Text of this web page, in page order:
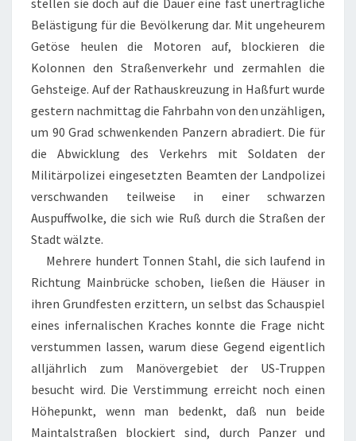
stellen sie doch auf die Dauer eine fast unerträgliche
Belästigung für die Bevölkerung dar. Mit ungeheurem
Getöse heulen die Motoren auf, blockieren die
Kolonnen den Straßenverkehr und zermahlen die
Gehsteige. Auf der Rathauskreuzung in Haßfurt wurde
gestern nachmittag die Fahrbahn von den unzähligen,
um 90 Grad schwenkenden Panzern abradiert. Die für
die Abwicklung des Verkehrs mit Soldaten der
Militärpolizei eingesetzten Beamten der Landpolizei
verschwanden teilweise in einer schwarzen
Auspuffwolke, die sich wie Ruß durch die Straßen der
Stadt wälzte.
Mehrere hundert Tonnen Stahl, die sich laufend in
Richtung Mainbrücke schoben, ließen die Häuser in
ihren Grundfesten erzittern, un selbst das Schauspiel
eines infernalischen Kraches konnte die Frage nicht
verstummen lassen, warum diese Gegend eigentlich
alljährlich zum Manövergebiet der US-Truppen
besucht wird. Die Verstimmung erreicht noch einen
Höhepunkt, wenn man bedenkt, daß nun beide
Maintalstraßen blockiert sind, durch Panzer und